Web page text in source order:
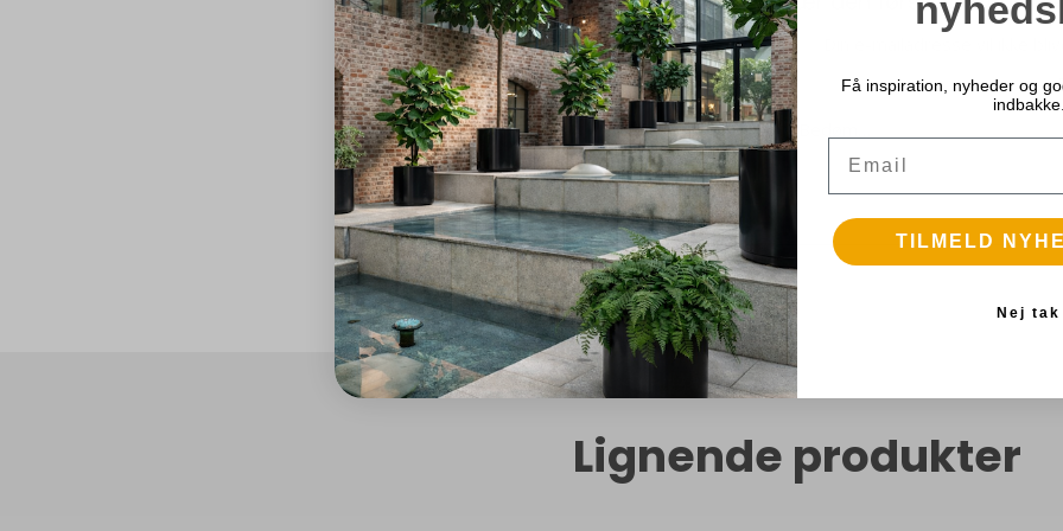
Lignende produkter
Få inspiration, nyheder og
indbakke.
TILMELD
Nej tak